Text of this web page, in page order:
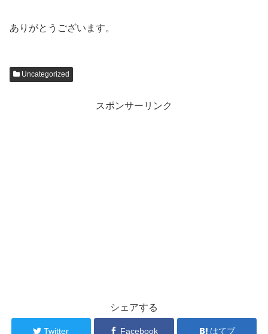
ありがとうございます。
Uncategorized
スポンサーリンク
シェアする
Twitter Facebook はてブ